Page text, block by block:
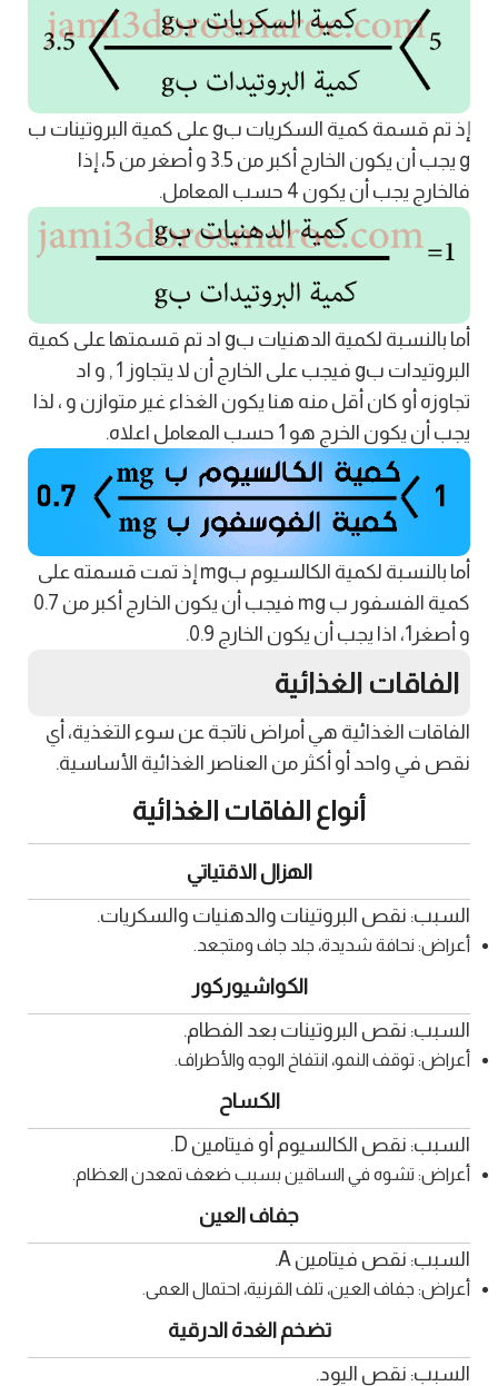
إذ تم قسمة كمية السكريات بg على كمية البروتينات ب
g يجب أن يكون الخارج أكبر من 3.5 و أصغر من 5، إذا
فالخارج يجب أن يكون 4 حسب المعامل.
أما بالنسبة لكمية الدهنيات بg اد تم قسمتها على كمية
البروتيدات بg فيجب على الخارج أن لا يتجاوز 1 , و اد
تجاوزه أو كان أقل منه هنا يكون الغذاء غير متوازن و ، لذا
يجب أن يكون الخرج هو 1 حسب المعامل اعلاه.
أما بالنسبة لكمية الكالسيوم بmg إذ تمت قسمته على
كمية الفسفور ب mg فيجب أن يكون الخارج أكبر من 0.7
و أصغر1، اذا يجب أن يكون الخارج 0.9.
الفاقات الغذائية
الفاقات الغذائية هي أمراض ناتجة عن سوء التغذية، أي
نقص في واحد أو أكثر من العناصر الغذائية الأساسية.
أنواع الفاقات الغذائية
الهزال الاقتياتي
السبب: نقص البروتينات والدهنيات والسكريات.
أعراض: نحافة شديدة، جلد جاف ومتجعد.
الكواشيوركور
السبب: نقص البروتينات بعد الفطام.
أعراض: توقف النمو، انتفاخ الوجه والأطراف.
الكساح
السبب: نقص الكالسيوم أو فيتامين D.
أعراض: تشوه في الساقين بسبب ضعف تمعدن العظام.
جفاف العين
السبب: نقص فيتامين A.
أعراض: جفاف العين، تلف القرنية، احتمال العمى.
تضخم الغدة الدرقية
السبب: نقص اليود.